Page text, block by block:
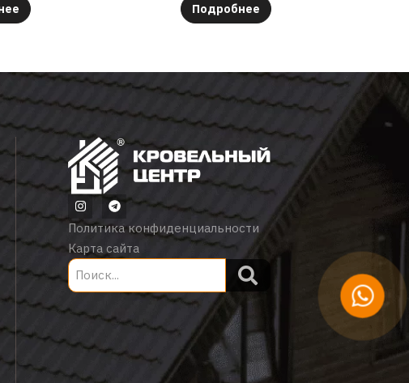
Подробнее
Политика конфиденциальности
Карта сайта